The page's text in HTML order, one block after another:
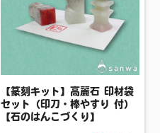
【篆刻キット】高麗石 印材袋
セット（印刀・棒やすり 付）
【石のはんこづくり】